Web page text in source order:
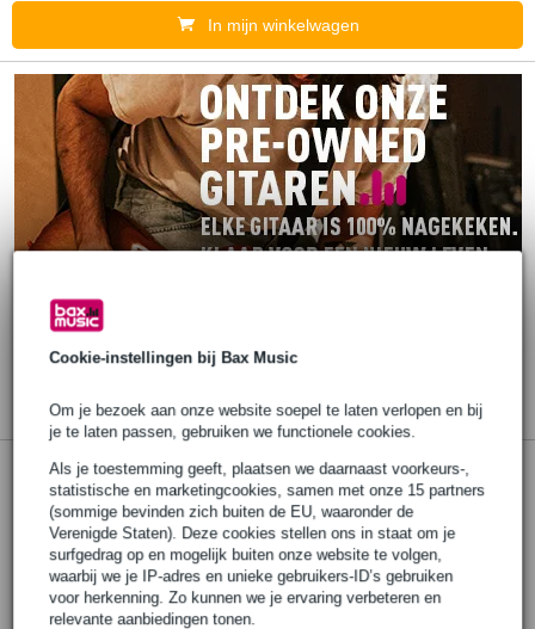
Cookie-instellingen bij Bax Music
Om je bezoek aan onze website soepel te laten verlopen en bij
je te laten passen, gebruiken we functionele cookies.
Als je toestemming geeft, plaatsen we daarnaast voorkeurs-,
statistische en marketingcookies, samen met onze 15 partners
(sommige bevinden zich buiten de EU, waaronder de
Verenigde Staten). Deze cookies stellen ons in staat om je
surfgedrag op en mogelijk buiten onze website te volgen,
waarbij we je IP-adres en unieke gebruikers-ID’s gebruiken
voor herkenning. Zo kunnen we je ervaring verbeteren en
relevante aanbiedingen tonen.
In mijn winkelwagen
Ampeg SVT-810-CVR hoes voor SVT-
810AV en SVT-810E
Adviesprijs € 177,- € 134,-
Bestel nu en ontvang binnen circa 13